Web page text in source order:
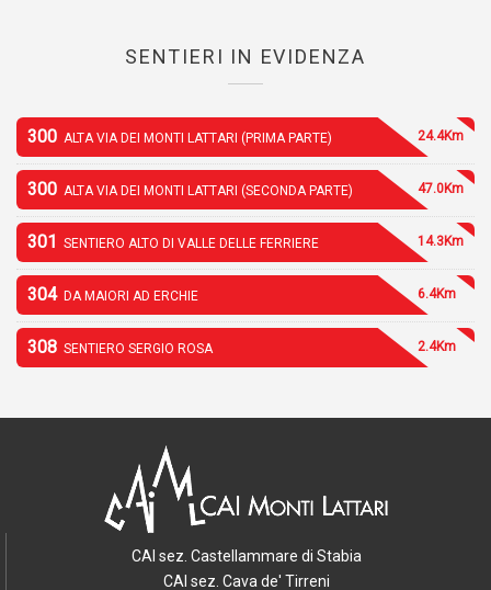
SENTIERI IN EVIDENZA
300 ALTA VIA DEI MONTI LATTARI (PRIMA PARTE) 24.4Km
300 ALTA VIA DEI MONTI LATTARI (SECONDA PARTE) 47.0Km
301 SENTIERO ALTO DI VALLE DELLE FERRIERE 14.3Km
304 DA MAIORI AD ERCHIE 6.4Km
308 SENTIERO SERGIO ROSA 2.4Km
CAI sez. Castellammare di Stabia
CAI sez. Cava de' Tirreni